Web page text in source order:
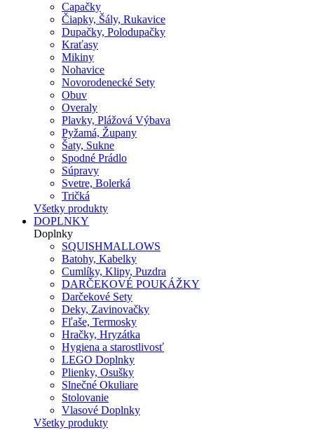
Capačky
Čiapky, Šály, Rukavice
Dupačky, Polodupačky
Kraťasy
Mikiny
Nohavice
Novorodenecké Sety
Obuv
Overaly
Plavky, Plážová Výbava
Pyžamá, Župany
Šaty, Sukne
Spodné Prádlo
Súpravy
Svetre, Bolerká
Tričká
Všetky produkty
DOPLNKY
Doplnky
SQUISHMALLOWS
Batohy, Kabelky
Cumlíky, Klipy, Puzdra
DARČEKOVÉ POUKÁŽKY
Darčekové Sety
Deky, Zavinovačky
Fľaše, Termosky
Hračky, Hryzátka
Hygiena a starostlivosť
LEGO Doplnky
Plienky, Osušky
Slnečné Okuliare
Stolovanie
Vlasové Doplnky
Všetky produkty